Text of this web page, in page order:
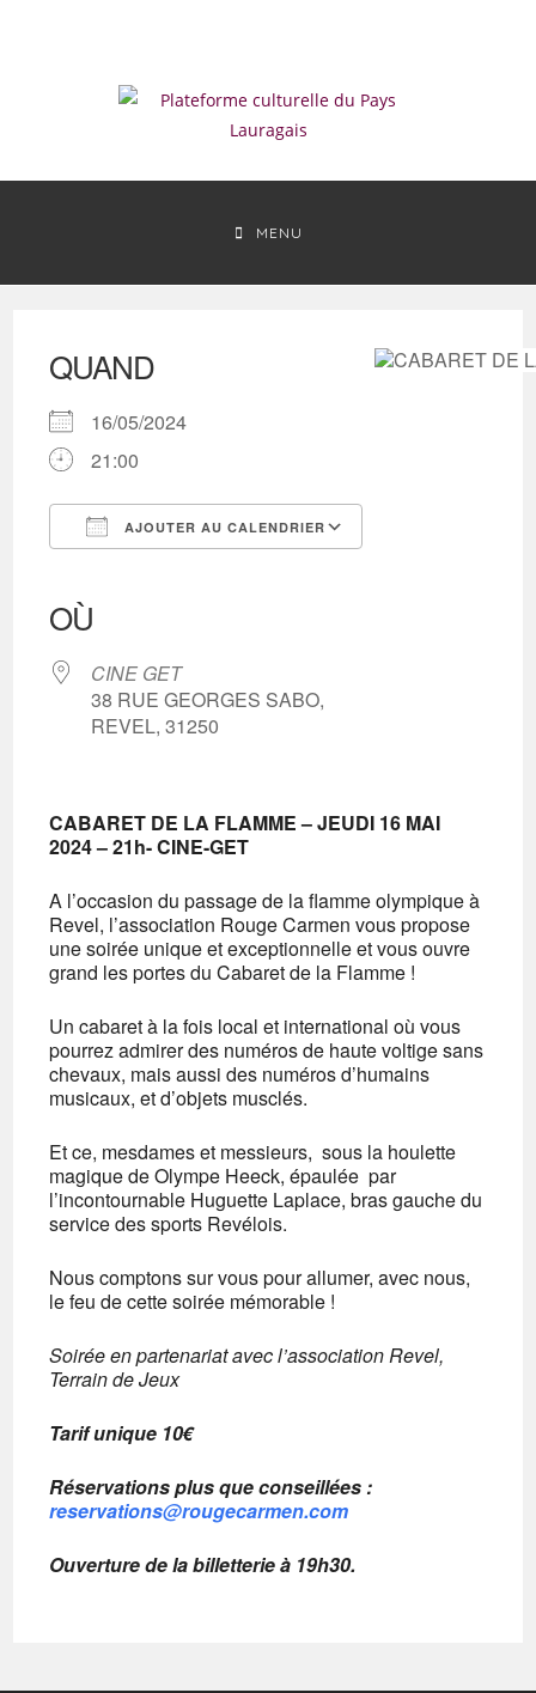
MENU
QUAND
16/05/2024
21:00
AJOUTER AU CALENDRIER
OÙ
CINE GET
38 RUE GEORGES SABO,
REVEL, 31250
CABARET DE LA FLAMME – JEUDI 16 MAI
2024 – 21h- CINE-GET
A l’occasion du passage de la flamme olympique à
Revel, l’association Rouge Carmen vous propose
une soirée unique et exceptionnelle et vous ouvre
grand les portes du Cabaret de la Flamme !
Un cabaret à la fois local et international où vous
pourrez admirer des numéros de haute voltige sans
chevaux, mais aussi des numéros d’humains
musicaux, et d’objets musclés.
Et ce, mesdames et messieurs, sous la houlette
magique de Olympe Heeck, épaulée par
l’incontournable Huguette Laplace, bras gauche du
service des sports Revélois.
Nous comptons sur vous pour allumer, avec nous,
le feu de cette soirée mémorable !
Soirée en partenariat avec l’association Revel,
Terrain de Jeux
Tarif unique 10€
Réservations plus que conseillées :
reservations@rougecarmen.com
Ouverture de la billetterie à 19h30.